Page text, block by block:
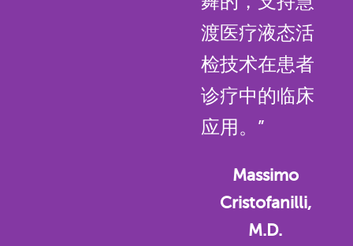
渡医疗液态活
检技术在患者
诊疗中的临床
应用。”
Massimo
Cristofanilli,
M.D.